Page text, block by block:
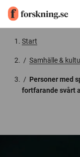
Start
/ Samhälle &
/ Personer med
fortfarande svårt